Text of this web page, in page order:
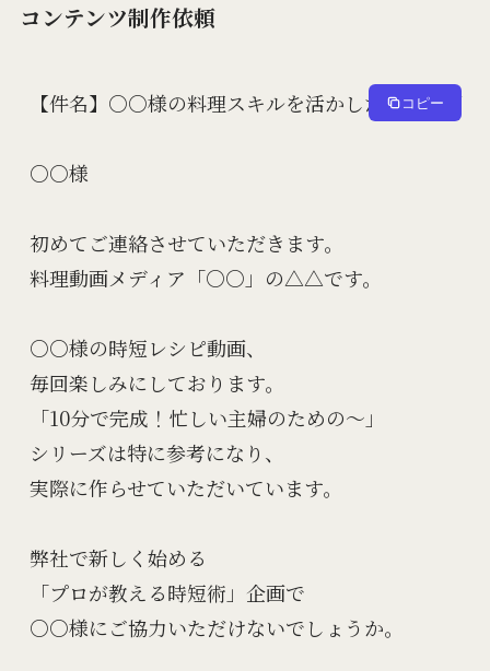
コンテンツ制作依頼
【件名】○○様の料理スキルを活かした動画企画
○○様
初めてご連絡させていただきます。
料理動画メディア「○○」の△△です。
○○様の時短レシピ動画、
毎回楽しみにしております。
「10分で完成！忙しい主婦のための〜」
シリーズは特に参考になり、
実際に作らせていただいています。
弊社で新しく始める
「プロが教える時短術」企画で
○○様にご協力いただけないでしょうか。
コピー